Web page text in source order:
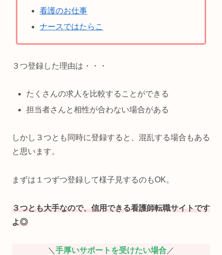
看護のお仕事
ナースではたらこ
３つ登録した理由は・・・
たくさんの求人を比較することができる
担当者さんと相性が合わない場合がある
しかし３つとも同時に登録すると、混乱する場合もある
と思います。
まずは１つずつ登録して様子見するのもOK。
３つとも大手なので、信用できる看護師転職サイトです
よ◎
＼ 手厚いサポートを受けたい場合 ／